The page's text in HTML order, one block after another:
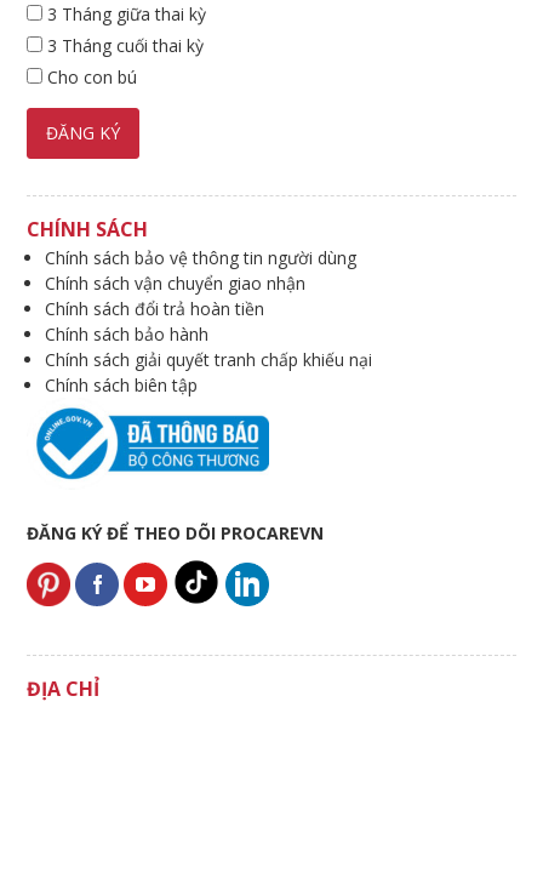
3 Tháng giữa thai kỳ
3 Tháng cuối thai kỳ
Cho con bú
CHÍNH SÁCH
Chính sách bảo vệ thông tin người dùng
Chính sách vận chuyển giao nhận
Chính sách đổi trả hoàn tiền
Chính sách bảo hành
Chính sách giải quyết tranh chấp khiếu nại
Chính sách biên tập
ĐĂNG KÝ ĐỂ THEO DÕI PROCAREVN
ĐỊA CHỈ